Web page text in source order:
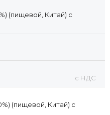
(пищевой, Китай) с
с НДС
(пищевой, Китай) с